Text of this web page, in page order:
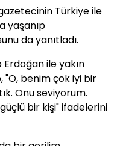
Türkiye ile
yaşanıp
da yanıtladı.
ile yakın
benim çok iyi bir
Onu seviyorum.
bir kişi" ifadelerini